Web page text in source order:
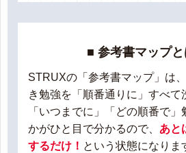
■ 参考書マップ
STRUXの「参考書マップ」は
き勉強を「順番通りに」すべて
「いつまでに」「どの順番で
かがひと目で分かるので、 あと
するだけ！ という状態になりま